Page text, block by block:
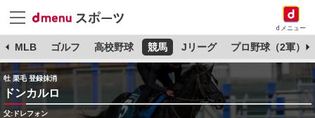
dメニュー
MLB ゴルフ 高校野球 競馬 Jリーグ プロ野球（2軍）
牡 栗毛 登録抹消
ドンカルロ
父:ドレフォン